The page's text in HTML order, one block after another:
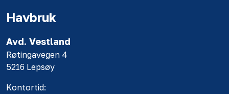
Havbruk
Avd. Vestland
Røtingavegen 4
5216 Lepsøy
Kontortid: